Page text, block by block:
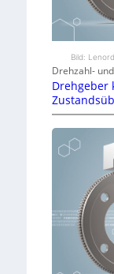
Bild:
Drehzahl-
Drehgeber